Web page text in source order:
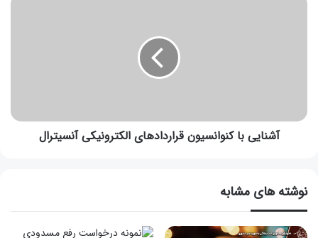
آشنایی با کنوانسیون قراردادهای الکترونیکی آنسیترال
نوشته های مشابه